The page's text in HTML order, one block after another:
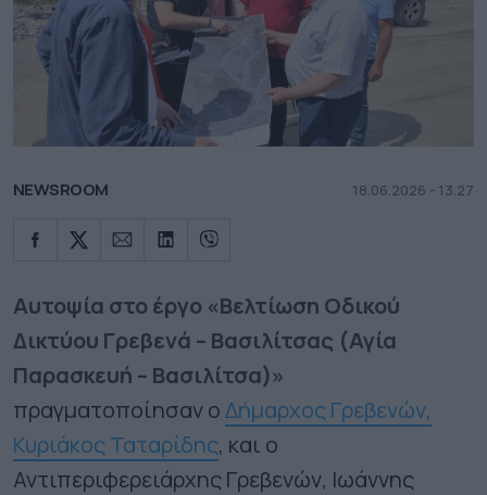
NEWSROOM 18.06.2026 - 13.27
Αυτοψία στο έργο «Βελτίωση Οδικού
Δικτύου Γρεβενά – Βασιλίτσας (Αγία
Παρασκευή – Βασιλίτσα)»
πραγματοποίησαν οΔήμαρχος Γρεβενών,
Κυριάκος Ταταρίδης, και ο
Αντιπεριφερειάρχης Γρεβενών, Ιωάννης